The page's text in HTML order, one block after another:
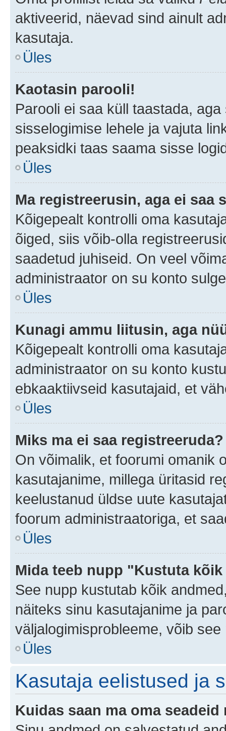
aktiveerid, näevad sind ainult
kasutaja.
Üles
Kaotasin parooli!
Parooli ei saa küll taastada,
sisselogimise lehele ja vajuta
peaksidki taas saama sisse
Üles
Ma registreerusin, aga ei saa
Kõigepealt kontrolli oma
õiged, siis võib-olla
saadetud juhiseid. On veel
administraator on su konto
Üles
Kunagi ammu liitusin, aga
Kõigepealt kontrolli oma
administraator on su konto
ebkaaktiivseid kasutajaid, et
Üles
Miks ma ei saa registreeruda?
On võimalik, et foorumi omanik
kasutajanime, millega üritasid
keelustanud üldse uute
foorum administraatoriga, et
Üles
Mida teeb nupp "Kustuta
See nupp kustutab kõik
näiteks sinu kasutajanime ja
väljalogimisprobleeme, võib see
Üles
Kasutaja eelistused ja
Kuidas saan ma oma seadeid